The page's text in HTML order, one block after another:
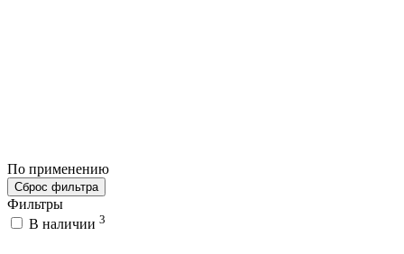
По применению
Сброс фильтра
Фильтры
В наличии 3